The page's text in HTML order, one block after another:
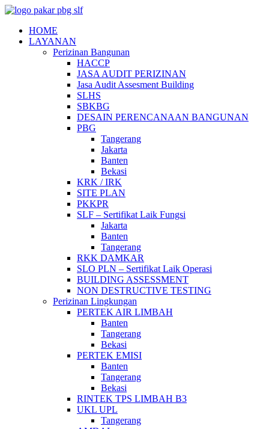
HOME
LAYANAN
Perizinan Bangunan
HACCP
JASA AUDIT PERIZINAN
Jasa Audit Assesment Building
SLHS
SBKBG
DESAIN PERENCANAAN BANGUNAN
PBG
Tangerang
Jakarta
Banten
Bekasi
KRK / IRK
SITE PLAN
PKKPR
SLF – Sertifikat Laik Fungsi
Jakarta
Banten
Tangerang
RKK DAMKAR
SLO PLN – Sertifikat Laik Operasi
BUILDING ASSESSMENT
NON DESTRUCTIVE TESTING
Perizinan Lingkungan
PERTEK AIR LIMBAH
Banten
Tangerang
Bekasi
PERTEK EMISI
Banten
Tangerang
Bekasi
RINTEK TPS LIMBAH B3
UKL UPL
Tangerang